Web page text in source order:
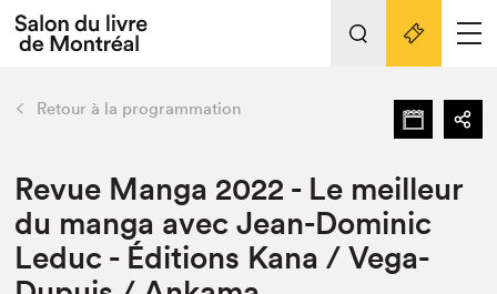
Tout sur l'édition 2022
Actualités
Vidéos et Balados
retour Nos activités
Édition 2022
Liens pratiques
Retour à la programmation
Revue Manga 2022 - Le meilleur
du manga avec Jean-Dominic
Leduc - Éditions Kana / Vega-